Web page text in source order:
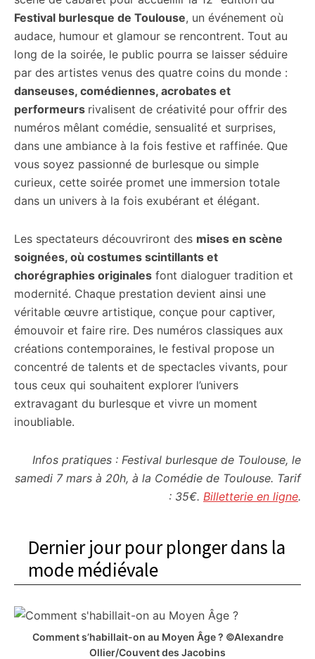
Festival burlesque de Toulouse, un événement où
audace, humour et glamour se rencontrent. Tout au
long de la soirée, le public pourra se laisser séduire
par des artistes venus des quatre coins du monde :
danseuses, comédiennes, acrobates et
performeurs rivalisent de créativité pour offrir des
numéros mêlant comédie, sensualité et surprises,
dans une ambiance à la fois festive et raffinée. Que
vous soyez passionné de burlesque ou simple
curieux, cette soirée promet une immersion totale
dans un univers à la fois exubérant et élégant.
Les spectateurs découvriront des mises en scène
soignées, où costumes scintillants et
chorégraphies originales font dialoguer tradition et
modernité. Chaque prestation devient ainsi une
véritable œuvre artistique, conçue pour captiver,
émouvoir et faire rire. Des numéros classiques aux
créations contemporaines, le festival propose un
concentré de talents et de spectacles vivants, pour
tous ceux qui souhaitent explorer l’univers
extravagant du burlesque et vivre un moment
inoubliable.
Infos pratiques : Festival burlesque de Toulouse, le
samedi 7 mars à 20h, à la Comédie de Toulouse. Tarif
: 35€. Billetterie en ligne.
Dernier jour pour plonger dans la
mode médiévale
Comment s’habillait-on au Moyen Âge ? ©Alexandre
Ollier/Couvent des Jacobins